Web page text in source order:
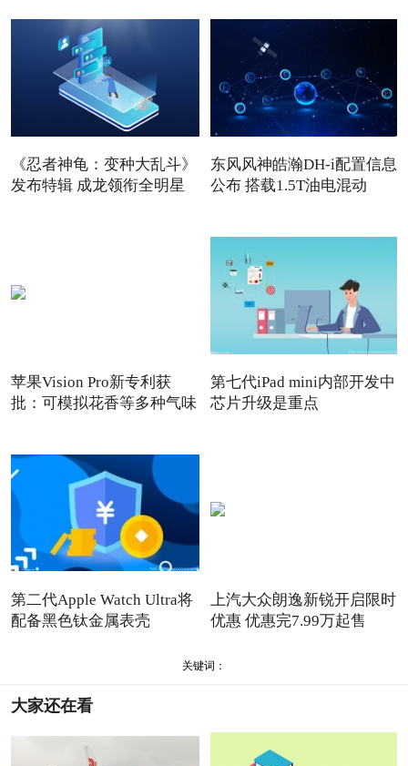
《忍者神龟：变种大乱斗》
发布特辑 成龙领衔全明星
东风风神皓瀚DH-i配置信息
公布 搭载1.5T油电混动
苹果Vision Pro新专利获
批：可模拟花香等多种气味
第七代iPad mini内部开发中
芯片升级是重点
第二代Apple Watch Ultra将
配备黑色钛金属表壳
上汽大众朗逸新锐开启限时
优惠 优惠完7.99万起售
关键词：
大家还在看